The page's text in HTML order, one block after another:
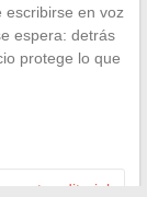
escribirse en voz
espera: detrás
protege lo que
editorial